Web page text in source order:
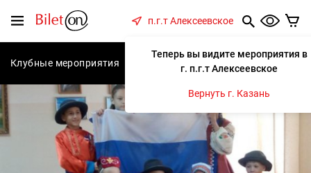
Меню
п.г.т Алексеевское
Теперь вы видите мероприятия в
г. п.г.т Алексеевское
Вернуть г. Казань
Клубные мероприятия Концерты Спектакли